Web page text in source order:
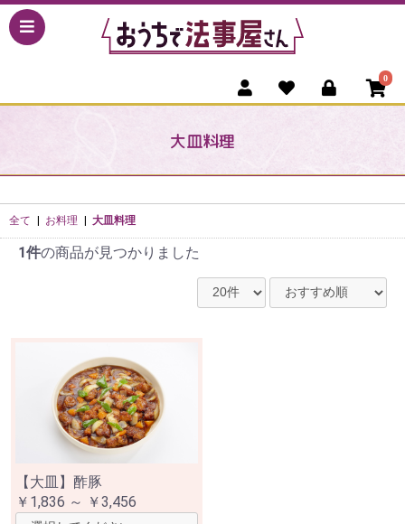
0
大皿料理
全て | お料理 | 大皿料理
1件の商品が見つかりました
【大皿】酢豚
￥1,836 ～ ￥3,456